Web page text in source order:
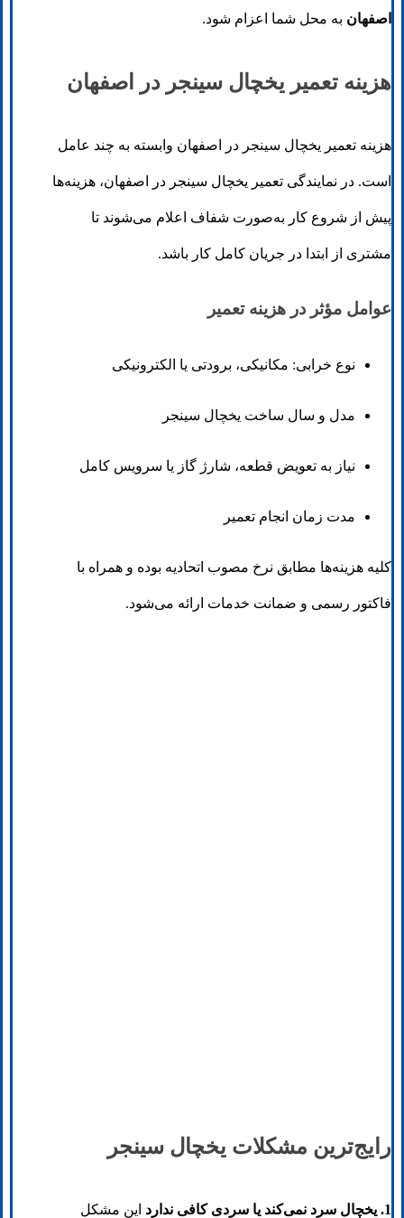
اصفهان به محل شما اعزام شود.
هزینه تعمیر یخچال سینجر در اصفهان
هزینه تعمیر یخچال سینجر در اصفهان وابسته به چند عامل
است. در نمایندگی تعمیر یخچال سینجر در اصفهان، هزینه‌ها
پیش از شروع کار به‌صورت شفاف اعلام می‌شوند تا
مشتری از ابتدا در جریان کامل کار باشد.
عوامل مؤثر در هزینه تعمیر
نوع خرابی: مکانیکی، برودتی یا الکترونیکی
مدل و سال ساخت یخچال سینجر
نیاز به تعویض قطعه، شارژ گاز یا سرویس کامل
مدت زمان انجام تعمیر
کلیه هزینه‌ها مطابق نرخ مصوب اتحادیه بوده و همراه با
فاکتور رسمی و ضمانت خدمات ارائه می‌شود.
رایج‌ترین مشکلات یخچال‌ سینجر
1. یخچال سرد نمی‌کند یا سردی کافی ندارد این مشکل